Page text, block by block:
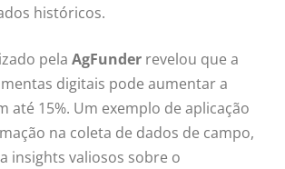
históricos.
pela AgFunder revelou que a
digitais pode aumentar a
até 15%. Um exemplo de aplicação
na coleta de dados de campo,
insights valiosos sobre o